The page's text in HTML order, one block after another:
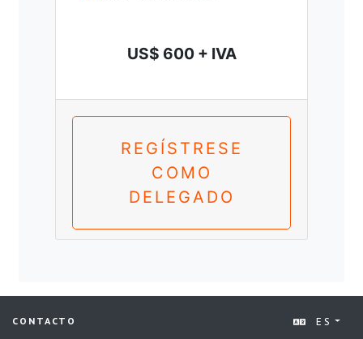
US$ 600 + IVA
REGÍSTRESE
COMO
DELEGADO
CONTACTO ES